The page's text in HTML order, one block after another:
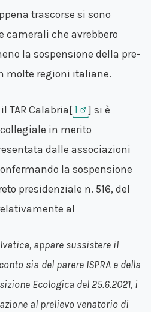
trascorse si sono
camerali che avrebbero
la sospensione della pre-
molte regioni italiane.
TAR Calabria[ 1
] si è
in merito
dalle associazioni
la sospensione
presidenziale n. 516, del
al
appare sussistere il
sia del parere ISPRA e della
Ecologica del 25.6.2021, i
al prelievo venatorio di